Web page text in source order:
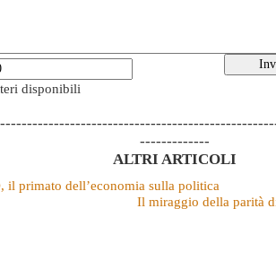
disponibili
-------------
ALTRI ARTICOLI
il primato dell’economia sulla politica
Il miraggio della parità